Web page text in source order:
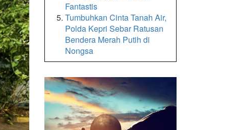
Fantastis
Tumbuhkan Cinta Tanah Air,
Polda Kepri Sebar Ratusan
Bendera Merah Putih di
Nongsa